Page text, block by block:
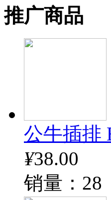
推广商品
公牛插排
¥38.00
销量：28